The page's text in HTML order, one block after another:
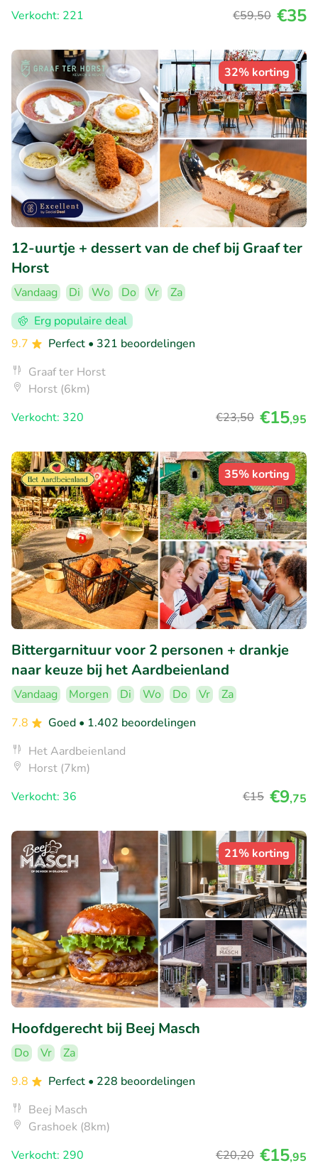
Verkocht: 221 €59,50 €35
32% korting
12-uurtje + dessert van de chef bij Graaf ter
Horst
Vandaag Di Wo Do Vr
Za
Erg populaire deal
9.7
Perfect • 321 beoordelingen
Graaf ter Horst
Horst (6km)
Verkocht: 320
€23,50 €15,95
35% korting
Bittergarnituur voor 2 personen + drankje
naar keuze bij het Aardbeienland
Vandaag Morgen Di Wo Do Vr
Za
7.8
Goed • 1.402 beoordelingen
Het Aardbeienland
Horst (7km)
Verkocht: 36
€15 €9,75
21% korting
Hoofdgerecht bij Beej Masch
Do Vr
Za
9.8
Perfect • 228 beoordelingen
Beej Masch
Grashoek (8km)
Verkocht: 290
€20,20 €15,95